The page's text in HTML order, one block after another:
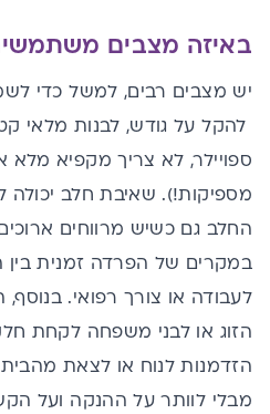
באיזה מצבים
יש מצבים רבים, למשל כדי
להקל על גודש, לבנות מלאי
ספויילר, לא צריך מקפיא מלא
מספיקות!). שאיבת חלב יכולה
החלב גם כשיש מרווחים
במקרים של הפרדה זמנית בין
לעבודה או צורך רפואי.
הזוג או לבני משפחה לקחת
הזדמנות לנוח או לצאת
מבלי לוותר על ההנקה ועל